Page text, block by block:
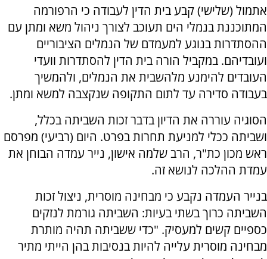
אתמול (שלישי) קבע בית הדין לעבודה כי הרפורמה
המתוכננת בנמלי הים תעוכב לצורך ניהול משא ומתן עם
ההסתדרות בנוגע למעמדם של הנמלים הציבוריים
ועובדיהם. במקביל הורה בית הדין להסתדרות וועדי
העובדים להימנע מלהשבית את הנמלים, ולהמשיך
בעבודה סדירה עד לתום התקופה שנקצבה למשא ומתן.
הסוגיה עוררה את הדיון בדבר זכות השביתה בכלל,
ושביתה ככלי למניעת תחרות בפרט. היום (רביעי) מפרסם
ראש מכון כת"ר, הרב שלמה אישון, נייר עמדה הבוחן את
עמדת ההלכה לנושא זה.
בנייר העמדה נקבע כי מבחינה מוסרית, ניצול זכות
השביתה כרוך בשתי בעיות: השביתה גורמת לנזקים
כספיים קשים למעסיק. "כדי ששביתה תהיה מותרת
מבחינה מוסרית עלייה להיות בנסיבות בהן הייתי מתיר